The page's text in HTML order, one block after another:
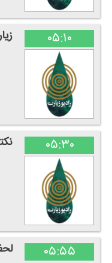
۰۵:۱۰
۰۵:۳۰
۰۵:۵۵